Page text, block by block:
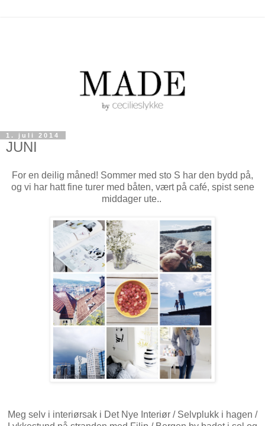
1. juli 2014
JUNI
For en deilig måned! Sommer med sto S har den bydd på,
og vi har hatt fine turer med båten, vært på café, spist sene
middager ute..
Meg selv i interiørsak i Det Nye Interiør / Selvplukk i hagen /